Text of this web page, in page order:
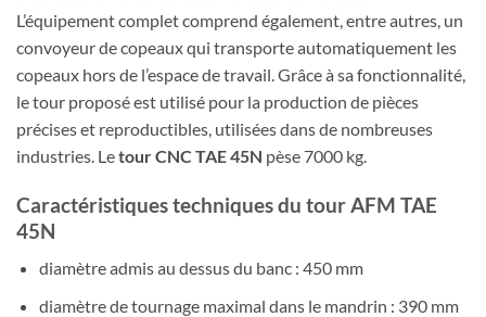
L’équipement complet comprend également, entre autres, un
convoyeur de copeaux qui transporte automatiquement les
copeaux hors de l’espace de travail. Grâce à sa fonctionnalité,
le tour proposé est utilisé pour la production de pièces
précises et reproductibles, utilisées dans de nombreuses
industries. Letour CNC TAE 45N pèse 7000 kg.
Caractéristiques techniques du tour AFM TAE
45N
diamètre admis au dessus du banc : 450 mm
diamètre de tournage maximal dans le mandrin : 390 mm